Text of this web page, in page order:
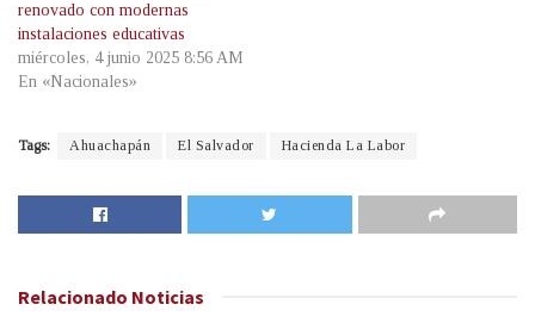
renovado con modernas
instalaciones educativas
miércoles, 4 junio 2025 8:56 AM
En «Nacionales»
Tags: Ahuachapán El Salvador Hacienda La Labor
Relacionado Noticias